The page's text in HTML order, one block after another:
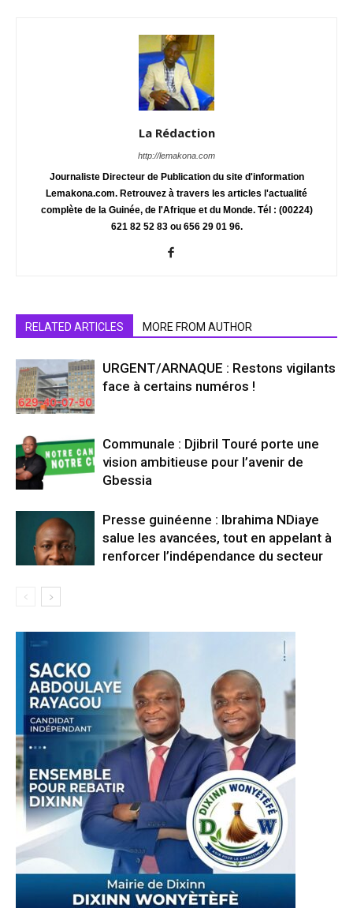
La Rédaction
http://lemakona.com
Journaliste Directeur de Publication du site d'information
Lemakona.com. Retrouvez à travers les articles l'actualité
complète de la Guinée, de l'Afrique et du Monde. Tél : (00224)
621 82 52 83 ou 656 29 01 96.
RELATED ARTICLES MORE FROM AUTHOR
URGENT/ARNAQUE : Restons vigilants
face à certains numéros !
Communale : Djibril Touré porte une
vision ambitieuse pour l’avenir de
Gbessia
Presse guinéenne : Ibrahima NDiaye
salue les avancées, tout en appelant à
renforcer l’indépendance du secteur